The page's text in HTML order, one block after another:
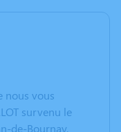
nous vous
survenu le
de-Bournay.